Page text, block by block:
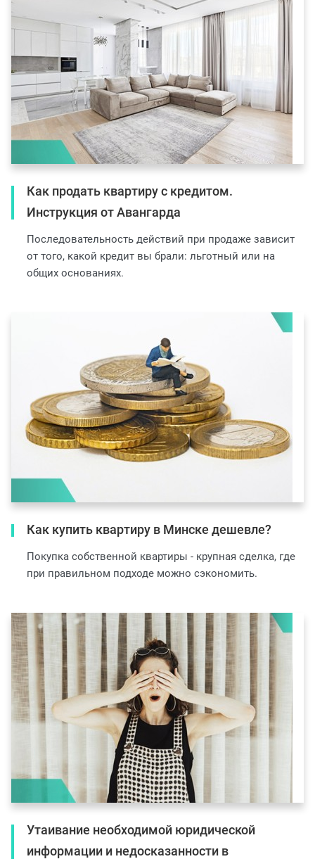
Как продать квартиру с кредитом.
Инструкция от Авангарда
Последовательность действий при продаже зависит
от того, какой кредит вы брали: льготный или на
общих основаниях.
Как купить квартиру в Минске дешевле?
Покупка собственной квартиры - крупная сделка, где
при правильном подходе можно сэкономить.
Утаивание необходимой юридической
информации и недосказанности в